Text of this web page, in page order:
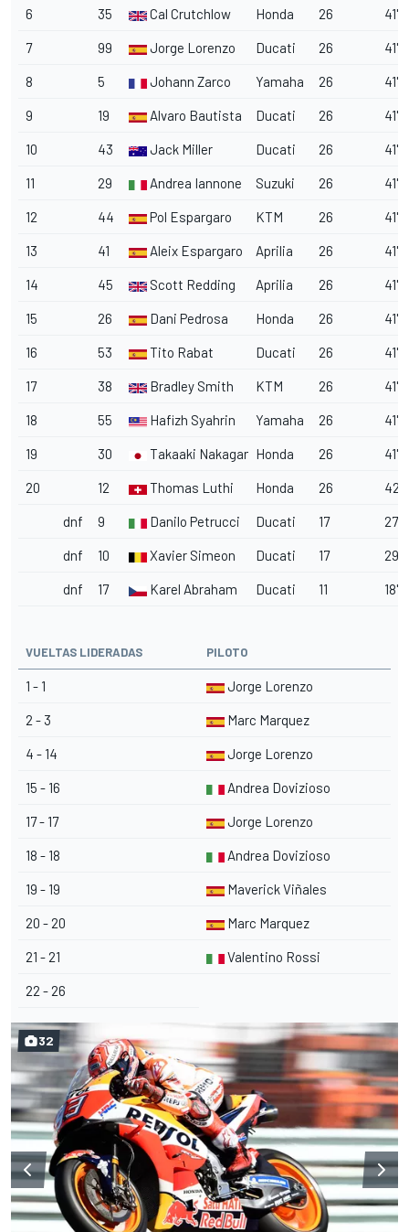
6 35 Cal Crutchlow Honda 26
7 99 Jorge Lorenzo Ducati 26
8 5 Johann Zarco Yamaha 26
9 19 Alvaro Bautista Ducati 26
10 43 Jack Miller Ducati 26
11 29 Andrea Iannone Suzuki 26
12 44 Pol Espargaro KTM 26
13 41 Aleix Espargaro Aprilia 26
14 45 Scott Redding Aprilia 26
15 26 Dani Pedrosa Honda 26
16 53 Tito Rabat Ducati 26
17 38 Bradley Smith KTM 26
18 55 Hafizh Syahrin Yamaha 26
19 30 Takaaki NakagamiHonda 26
20 12 Thomas Luthi Honda 26
dnf 9 Danilo Petrucci Ducati 17
dnf 10 Xavier Simeon Ducati 17
dnf 17 Karel Abraham Ducati 11
VUELTAS LIDERADAS PILOTO
1 - 1 Jorge Lorenzo
2 - 3 Marc Marquez
4 - 14 Jorge Lorenzo
15 - 16 Andrea Dovizioso
17 - 17 Jorge Lorenzo
18 - 18 Andrea Dovizioso
19 - 19 Maverick Viñales
20 - 20 Marc Marquez
21 - 21 Valentino Rossi
22 - 26
32